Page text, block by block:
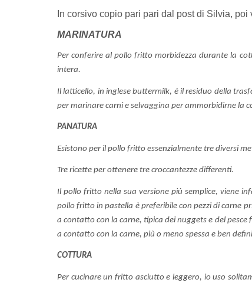
In corsivo copio pari pari dal post di Silvia,
MARINATURA
Per conferire al pollo fritto morbidezza durante la
intera.
Il latticello, in inglese buttermilk, è il residuo della
per marinare carni e selvaggina per ammorbidirne la
PANATURA
Esistono per il pollo fritto essenzialmente tre diversi
Tre ricette per ottenere tre croccantezze differenti.
Il pollo fritto nella sua versione più semplice, viene
pollo fritto in pastella è preferibile con pezzi di carne
a contatto con la carne, tipica dei nuggets e del
a contatto con la carne, più o meno spessa e ben
COTTURA
Per cucinare un fritto asciutto e leggero, io uso